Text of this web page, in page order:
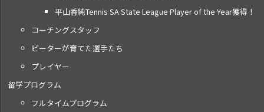
平山香純Tennis SA State League Player of the Year獲得！
コーチングスタッフ
ピーターが育てた選手たち
プレイヤー
留学プログラム
フルタイムプログラム